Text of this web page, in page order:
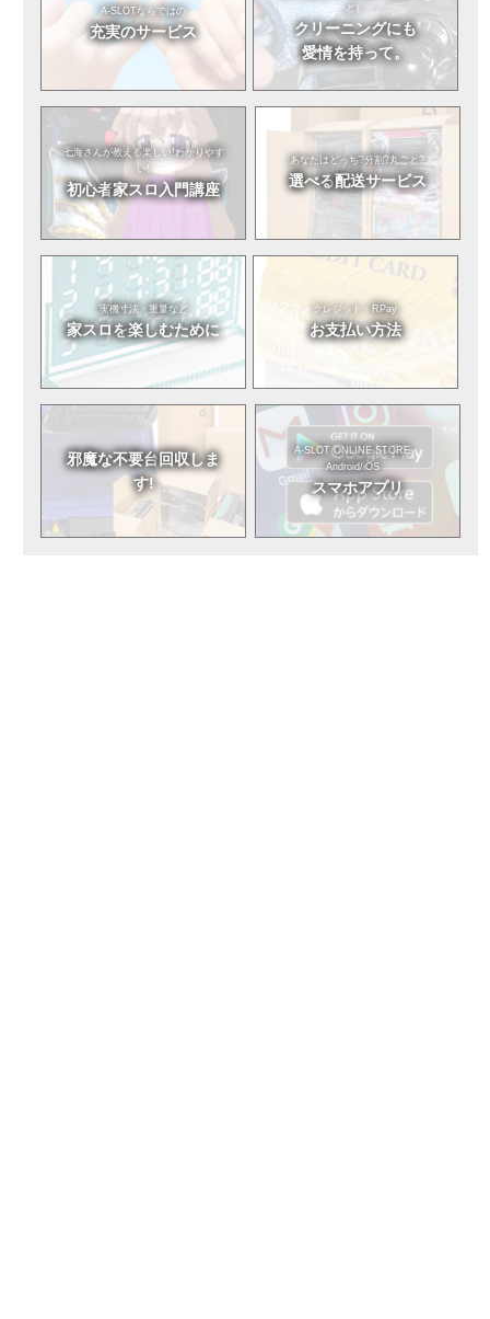
A-SLOTならではの
充実のサービス
と）
クリーニングにも
愛情を持って。
七海さんが教える楽しい!わかりやす
い!
初心者家スロ入門講座
あなたはどっち?分割?丸ごと?
選べる配送サービス
実機寸法・重量など
家スロを楽しむために
クレジット・RPay
お支払い方法
邪魔な不要台回収しま
す!
A-SLOT ONLINE STORE
Android/iOS
スマホアプリ